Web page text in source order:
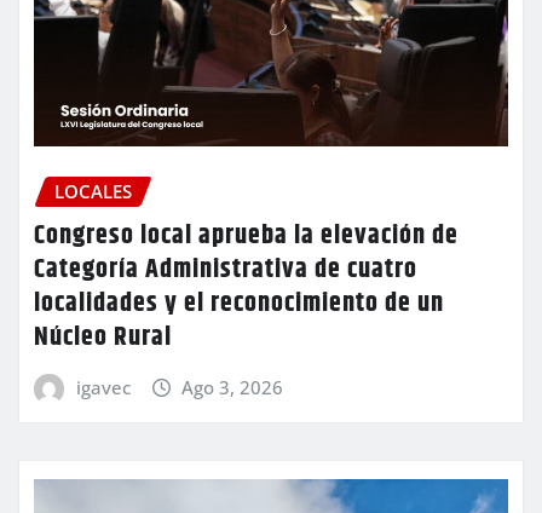
LOCALES
Congreso local aprueba la elevación de
Categoría Administrativa de cuatro
localidades y el reconocimiento de un
Núcleo Rural
igavec Ago 3, 2026